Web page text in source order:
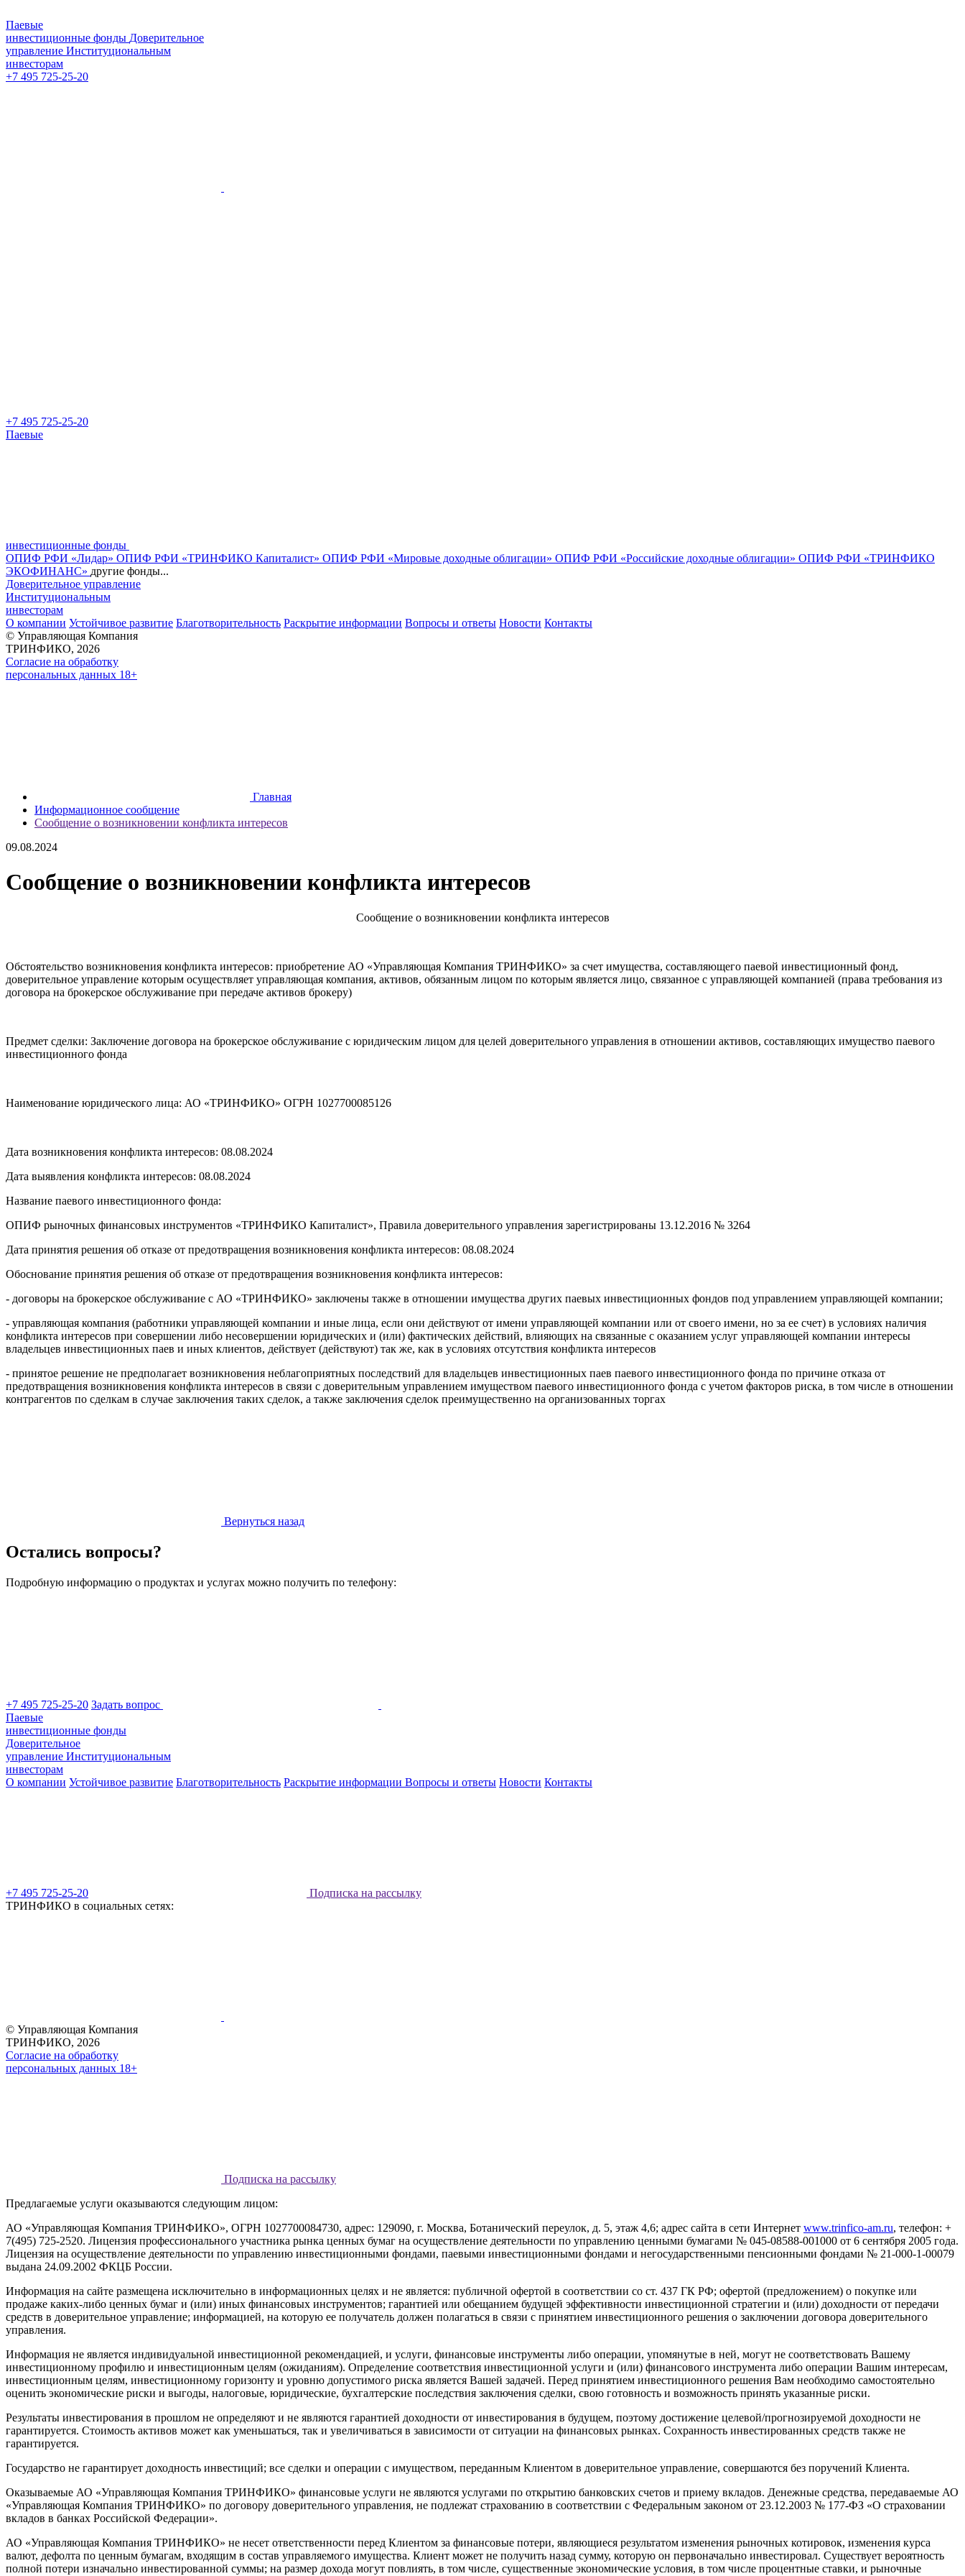
Паевые
инвестиционные фонды Доверительное
управление Институциональным
инвесторам
+7 495 725-25-20
+7 495 725-25-20
Паевые
инвестиционные фонды
ОПИФ РФИ «Лидар» ОПИФ РФИ «ТРИНФИКО Капиталист» ОПИФ РФИ «Мировые доходные облигации» ОПИФ РФИ «Российские доходные облигации» ОПИФ РФИ «ТРИНФИКО
ЭКОФИНАНС» другие фонды...
Доверительное управление
Институциональным
инвесторам
О компании Устойчивое развитие Благотворительность Раскрытие информации Вопросы и ответы Новости Контакты
© Управляющая Компания
ТРИНФИКО, 2026
Согласие на обработку
персональных данных 18+
Главная
Информационное сообщение
Сообщение о возникновении конфликта интересов
09.08.2024
Сообщение о возникновении конфликта интересов
Сообщение о возникновении конфликта интересов
Обстоятельство возникновения конфликта интересов: приобретение АО «Управляющая Компания ТРИНФИКО» за счет имущества, составляющего паевой инвестиционный фонд,
доверительное управление которым осуществляет управляющая компания, активов, обязанным лицом по которым является лицо, связанное с управляющей компанией (права требования из
договора на брокерское обслуживание при передаче активов брокеру)
Предмет сделки: Заключение договора на брокерское обслуживание с юридическим лицом для целей доверительного управления в отношении активов, составляющих имущество паевого
инвестиционного фонда
Наименование юридического лица: АО «ТРИНФИКО» ОГРН 1027700085126
Дата возникновения конфликта интересов: 08.08.2024
Дата выявления конфликта интересов: 08.08.2024
Название паевого инвестиционного фонда:
ОПИФ рыночных финансовых инструментов «ТРИНФИКО Капиталист», Правила доверительного управления зарегистрированы 13.12.2016 № 3264
Дата принятия решения об отказе от предотвращения возникновения конфликта интересов: 08.08.2024
Обоснование принятия решения об отказе от предотвращения возникновения конфликта интересов:
- договоры на брокерское обслуживание с АО «ТРИНФИКО» заключены также в отношении имущества других паевых инвестиционных фондов под управлением управляющей компании;
- управляющая компания (работники управляющей компании и иные лица, если они действуют от имени управляющей компании или от своего имени, но за ее счет) в условиях наличия
конфликта интересов при совершении либо несовершении юридических и (или) фактических действий, влияющих на связанные с оказанием услуг управляющей компании интересы
владельцев инвестиционных паев и иных клиентов, действует (действуют) так же, как в условиях отсутствия конфликта интересов
- принятое решение не предполагает возникновения неблагоприятных последствий для владельцев инвестиционных паев паевого инвестиционного фонда по причине отказа от
предотвращения возникновения конфликта интересов в связи с доверительным управлением имуществом паевого инвестиционного фонда с учетом факторов риска, в том числе в отношении
контрагентов по сделкам в случае заключения таких сделок, а также заключения сделок преимущественно на организованных торгах
Вернуться назад
Остались вопросы?
Подробную информацию о продуктах и услугах можно получить по телефону:
+7 495 725-25-20 Задать вопрос
Паевые
инвестиционные фонды
Доверительное
управление Институциональным
инвесторам
О компании Устойчивое развитие Благотворительность Раскрытие информации Вопросы и ответы Новости Контакты
+7 495 725-25-20
Подписка на рассылку
ТРИНФИКО в социальных сетях:
© Управляющая Компания
ТРИНФИКО, 2026
Согласие на обработку
персональных данных 18+
Подписка на рассылку
Предлагаемые услуги оказываются следующим лицом:
АО «Управляющая Компания ТРИНФИКО», ОГРН 1027700084730, адрес: 129090, г. Москва, Ботанический переулок, д. 5, этаж 4,6; адрес сайта в сети Интернет www.trinfico-аm.ru, телефон: +
7(495) 725-2520. Лицензия профессионального участника рынка ценных бумаг на осуществление деятельности по управлению ценными бумагами № 045-08588-001000 от 6 сентября 2005 года.
Лицензия на осуществление деятельности по управлению инвестиционными фондами, паевыми инвестиционными фондами и негосударственными пенсионными фондами № 21-000-1-00079
выдана 24.09.2002 ФКЦБ России.
Информация на сайте размещена исключительно в информационных целях и не является: публичной офертой в соответствии со ст. 437 ГК РФ; офертой (предложением) о покупке или
продаже каких-либо ценных бумаг и (или) иных финансовых инструментов; гарантией или обещанием будущей эффективности инвестиционной стратегии и (или) доходности от передачи
средств в доверительное управление; информацией, на которую ее получатель должен полагаться в связи с принятием инвестиционного решения о заключении договора доверительного
управления.
Информация не является индивидуальной инвестиционной рекомендацией, и услуги, финансовые инструменты либо операции, упомянутые в ней, могут не соответствовать Вашему
инвестиционному профилю и инвестиционным целям (ожиданиям). Определение соответствия инвестиционной услуги и (или) финансового инструмента либо операции Вашим интересам,
инвестиционным целям, инвестиционному горизонту и уровню допустимого риска является Вашей задачей. Перед принятием инвестиционного решения Вам необходимо самостоятельно
оценить экономические риски и выгоды, налоговые, юридические, бухгалтерские последствия заключения сделки, свою готовность и возможность принять указанные риски.
Результаты инвестирования в прошлом не определяют и не являются гарантией доходности от инвестирования в будущем, поэтому достижение целевой/прогнозируемой доходности не
гарантируется. Стоимость активов может как уменьшаться, так и увеличиваться в зависимости от ситуации на финансовых рынках. Сохранность инвестированных средств также не
гарантируется.
Государство не гарантирует доходность инвестиций; все сделки и операции с имуществом, переданным Клиентом в доверительное управление, совершаются без поручений Клиента.
Оказываемые АО «Управляющая Компания ТРИНФИКО» финансовые услуги не являются услугами по открытию банковских счетов и приему вкладов. Денежные средства, передаваемые АО
«Управляющая Компания ТРИНФИКО» по договору доверительного управления, не подлежат страхованию в соответствии с Федеральным законом от 23.12.2003 № 177-ФЗ «О страховании
вкладов в банках Российской Федерации».
АО «Управляющая Компания ТРИНФИКО» не несет ответственности перед Клиентом за финансовые потери, являющиеся результатом изменения рыночных котировок, изменения курса
валют, дефолта по ценным бумагам, входящим в состав управляемого имущества. Клиент может не получить назад сумму, которую он первоначально инвестировал. Существует вероятность
полной потери изначально инвестированной суммы; на размер дохода могут повлиять, в том числе, существенные экономические условия, в том числе процентные ставки, и рыночные